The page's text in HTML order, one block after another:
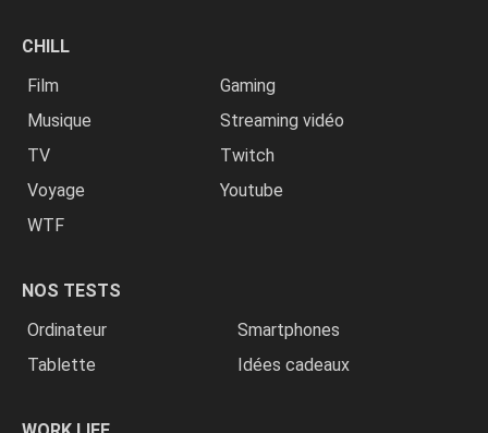
CHILL
Film
Gaming
Musique
Streaming vidéo
TV
Twitch
Voyage
Youtube
WTF
NOS TESTS
Ordinateur
Smartphones
Tablette
Idées cadeaux